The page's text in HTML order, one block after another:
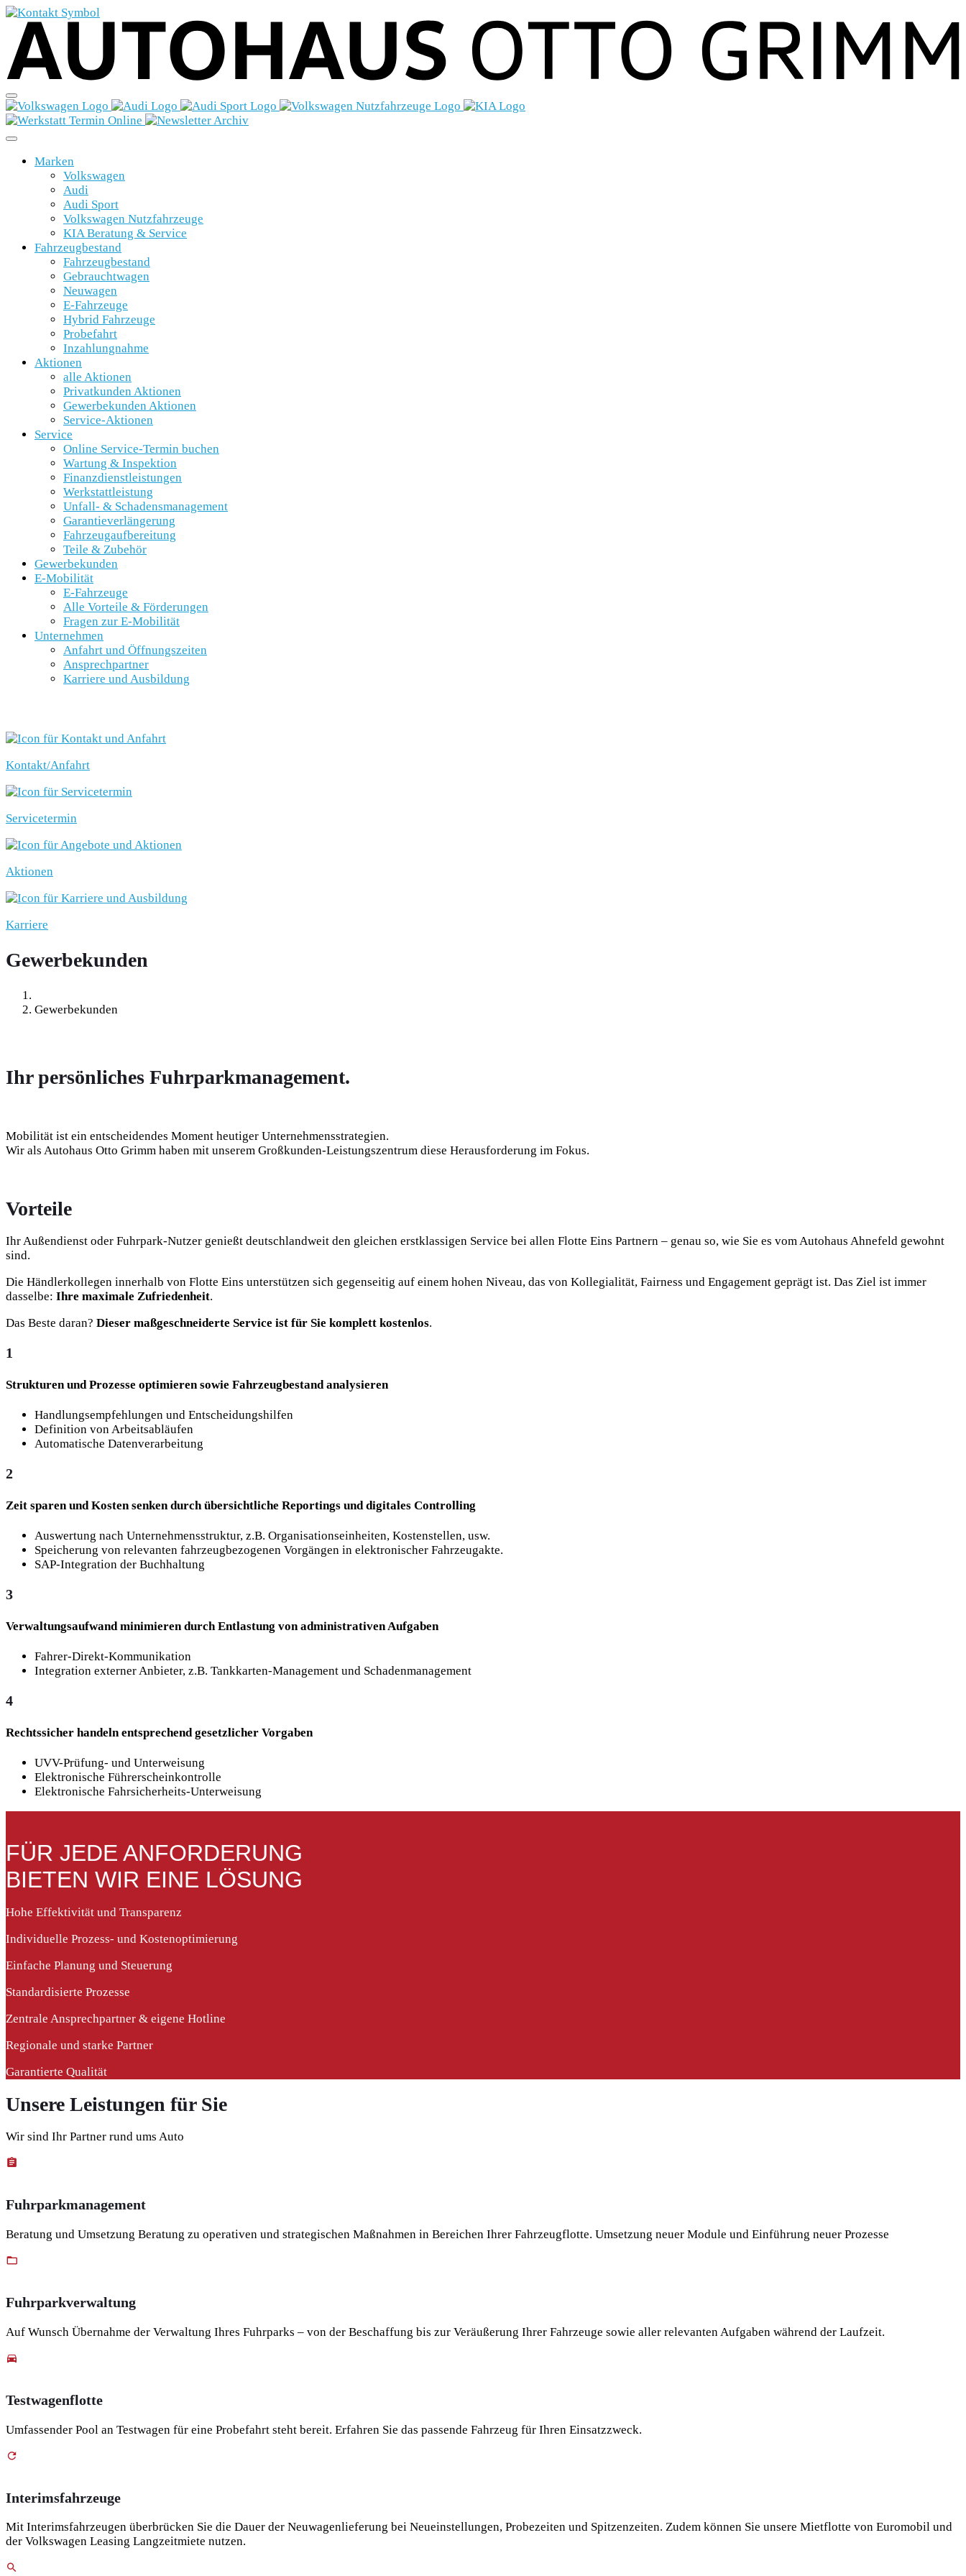
Marken
Volkswagen
Audi
Audi Sport
Volkswagen Nutzfahrzeuge
KIA Beratung & Service
Fahrzeugbestand
Fahrzeugbestand
Gebrauchtwagen
Neuwagen
E-Fahrzeuge
Hybrid Fahrzeuge
Probefahrt
Inzahlungnahme
Aktionen
alle Aktionen
Privatkunden Aktionen
Gewerbekunden Aktionen
Service-Aktionen
Service
Online Service-Termin buchen
Wartung & Inspektion
Finanzdienstleistungen
Werkstattleistung
Unfall- & Schadensmanagement
Garantieverlängerung
Fahrzeugaufbereitung
Teile & Zubehör
Gewerbekunden
E-Mobilität
E-Fahrzeuge
Alle Vorteile & Förderungen
Fragen zur E-Mobilität
Unternehmen
Anfahrt und Öffnungszeiten
Ansprechpartner
Karriere und Ausbildung
Kontakt/Anfahrt
Servicetermin
Aktionen
Karriere
Gewerbekunden
Gewerbekunden
Ihr persönliches Fuhrpark­management.
Mobilität ist ein entscheidendes Moment heutiger Unternehmensstrategien.
Wir als Autohaus Otto Grimm haben mit unserem Großkunden-Leistungszentrum diese Herausforderung im Fokus.
Vorteile
Ihr Außendienst oder Fuhrpark-Nutzer genießt deutschlandweit den gleichen erstklassigen Service bei allen Flotte Eins Partnern – genau so, wie Sie es vom Autohaus Ahnefeld gewohnt
sind.
Die Händlerkollegen innerhalb von Flotte Eins unterstützen sich gegenseitig auf einem hohen Niveau, das von Kollegialität, Fairness und Engagement geprägt ist. Das Ziel ist immer
dasselbe: Ihre maximale Zufriedenheit.
Das Beste daran? Dieser maßgeschneiderte Service ist für Sie komplett kostenlos.
1
Strukturen und Prozesse optimieren sowie Fahrzeug­bestand analysieren
Handlungsempfehlungen und Entscheidungshilfen
Definition von Arbeitsabläufen
Automatische Datenverarbeitung
2
Zeit sparen und Kosten senken durch übersicht­liche Reportings und digitales Controlling
Auswertung nach Unternehmensstruktur, z.B. Organisationseinheiten, Kostenstellen, usw.
Speicherung von relevanten fahrzeugbezogenen Vorgängen in elektronischer Fahrzeugakte.
SAP-Integration der Buchhaltung
3
Verwaltungs­aufwand minimieren durch Entlastung von administrativen Aufgaben
Fahrer-Direkt-Kommunikation
Integration externer Anbieter, z.B. Tankkarten-Management und Schadenmanagement
4
Rechtssicher handeln entsprechend gesetzlicher Vorgaben
UVV-Prüfung- und Unterweisung
Elektronische Führerscheinkontrolle
Elektronische Fahrsicherheits-Unterweisung
FÜR JEDE ANFORDERUNG
BIETEN WIR EINE LÖSUNG
Hohe Effektivität und Transparenz
Individuelle Prozess- und Kostenoptimierung
Einfache Planung und Steuerung
Standardisierte Prozesse
Zentrale Ansprechpartner & eigene Hotline
Regionale und starke Partner
Garantierte Qualität
Unsere Leistungen für Sie
Wir sind Ihr Partner rund ums Auto
Fuhrparkmanagement
Beratung und Umsetzung Beratung zu operativen und strategischen Maßnahmen in Bereichen Ihrer Fahrzeugflotte. Umsetzung neuer Module und Einführung neuer Prozesse
Fuhrparkverwaltung
Auf Wunsch Übernahme der Verwaltung Ihres Fuhrparks – von der Beschaffung bis zur Veräußerung Ihrer Fahrzeuge sowie aller relevanten Aufgaben während der Laufzeit.
Testwagenflotte
Umfassender Pool an Testwagen für eine Probefahrt steht bereit. Erfahren Sie das passende Fahrzeug für Ihren Einsatzzweck.
Interimsfahrzeuge
Mit Interimsfahrzeugen überbrücken Sie die Dauer der Neuwagenlieferung bei Neueinstellungen, Probezeiten und Spitzenzeiten. Zudem können Sie unsere Mietflotte von Euromobil und
der Volkswagen Leasing Langzeitmiete nutzen.